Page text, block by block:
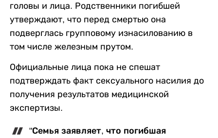
головы и лица. Родственники погибшей
утверждают, что перед смертью она
подверглась групповому изнасилованию в
том числе железным прутом.
Официальные лица пока не спешат
подтверждать факт сексуального насилия до
получения результатов медицинской
экспертизы.
"Семья заявляет, что погибшая